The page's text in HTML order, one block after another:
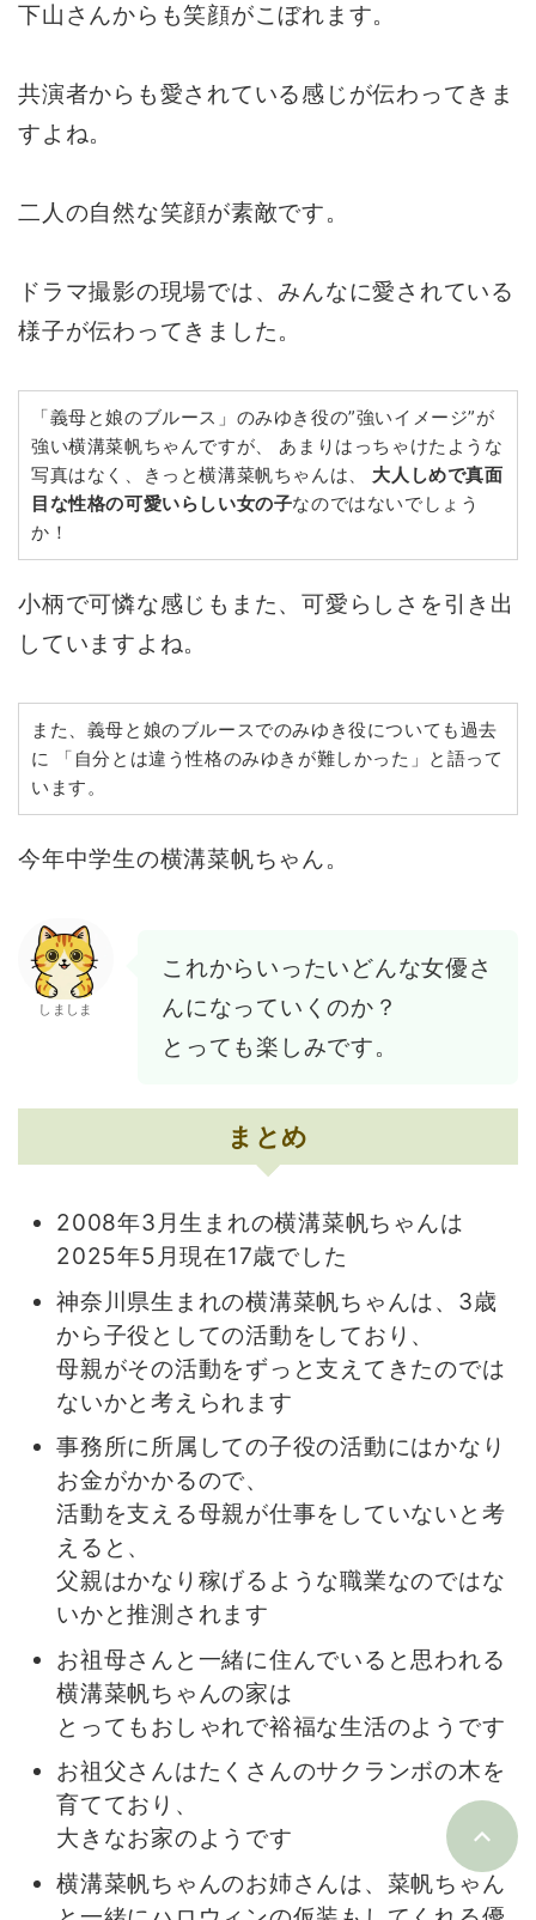
下山さんからも笑顔がこぼれます。
共演者からも愛されている感じが伝わってきま
すよね。
二人の自然な笑顔が素敵です。
ドラマ撮影の現場では、みんなに愛されている
様子が伝わってきました。
「義母と娘のブルース」のみゆき役の”強いイメージ”が
強い横溝菜帆ちゃんですが、 あまりはっちゃけたような
写真はなく、きっと横溝菜帆ちゃんは、 大人しめで真面
目な性格の可愛いらしい女の子なのではないでしょう
か！
小柄で可憐な感じもまた、可愛らしさを引き出
していますよね。
また、義母と娘のブルースでのみゆき役についても過去
に 「自分とは違う性格のみゆきが難しかった」と語って
います。
今年中学生の横溝菜帆ちゃん。
しましま
これからいったいどんな女優さ
んになっていくのか？
とっても楽しみです。
まとめ
2008年3月生まれの横溝菜帆ちゃんは
2025年5月現在17歳でした
神奈川県生まれの横溝菜帆ちゃんは、3歳
から子役としての活動をしており、
母親がその活動をずっと支えてきたのでは
ないかと考えられます
事務所に所属しての子役の活動にはかなり
お金がかかるので、
活動を支える母親が仕事をしていないと考
えると、
父親はかなり稼げるような職業なのではな
いかと推測されます
お祖母さんと一緒に住んでいると思われる
横溝菜帆ちゃんの家は
とってもおしゃれで裕福な生活のようです
お祖父さんはたくさんのサクランボの木を
育てており、
大きなお家のようです
横溝菜帆ちゃんのお姉さんは、菜帆ちゃん